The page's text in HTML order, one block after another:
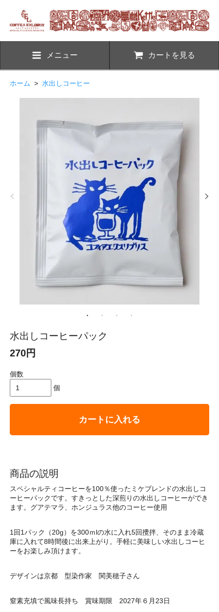
メニュー カートを見る
ホーム > 水出しコーヒー
水出しコーヒーパック
270円
個数
個
カートに入れる
商品の説明
スペシャルティコーヒーを100％使ったミケブレンドの水出しコ
ーヒーパックです。すきっとした深煎りの水出しコーヒーができ
ます。グアテマラ、ホンジュラス他のコーヒー使用
1回1パック（20g）を300ｍlの水に入れ5回攪拌、そのまま冷蔵
庫に入れて8時間後に出来上がり。手軽に美味しい水出しコーヒ
ーをお楽しみ頂けます。
デザインは京都 型染作家 関美穂子さん
窒素充填で風味長持ち 賞味期限 2027年６月23日